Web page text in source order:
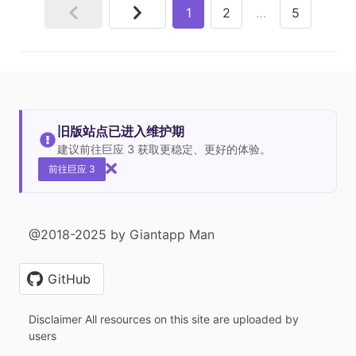
1 2 … 5
旧版站点已进入维护期
建议前往巨应 3 获取更稳定、更好的体验。
前往巨应 3
@2018-2025 by Giantapp Man
GitHub
Disclaimer All resources on this site are uploaded by
users